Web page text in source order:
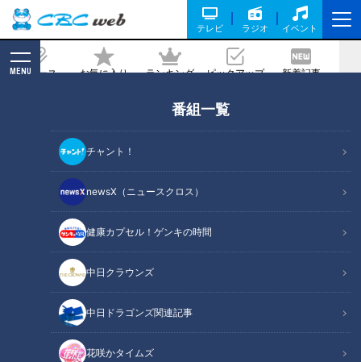
テレビ ラジオ イベント
ニュース お気に入り ランキング ピックアップ 新着記事
MENU
番組一覧
チャント！
newsX（ニュースクロス）
健康カプセル！ゲンキの時間
中日クラウンズ
中日ドラゴンズ関連記事
花咲かタイムズ
2023/07/26 12:00